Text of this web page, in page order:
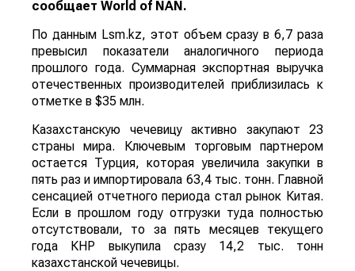
сообщает World of NAN.
По данным Lsm.kz, этот объем сразу в 6,7 раза
превысил показатели аналогичного периода
прошлого года. Суммарная экспортная выручка
отечественных производителей приблизилась к
отметке в $35 млн.
Казахстанскую чечевицу активно закупают 23
страны мира. Ключевым торговым партнером
остается Турция, которая увеличила закупки в
пять раз и импортировала 63,4 тыс. тонн. Главной
сенсацией отчетного периода стал рынок Китая.
Если в прошлом году отгрузки туда полностью
отсутствовали, то за пять месяцев текущего
года КНР выкупила сразу 14,2 тыс. тонн
казахстанской чечевицы.